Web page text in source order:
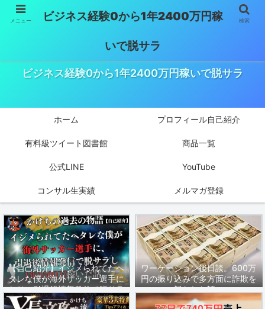
ビジネス経験0から1年2400万円稼いで脱サラ
ホーム プロフィール自己紹介
有料級ツイート図書館 商品一覧
公式LINE YouTube
コンサル生実績 メルマガ登録
【自己紹介】イジメられてたヘ
タレな僕が海外サッカー選手に
なり、引退後情報発信で脱サラ
し1年1500万稼いだ話。
ワーケーション後日談。600万
円の振り込みで多方面に詐欺を
疑われた話。
メニュー ビジネス経験0から1年2400万円稼
いで脱サラ
検索